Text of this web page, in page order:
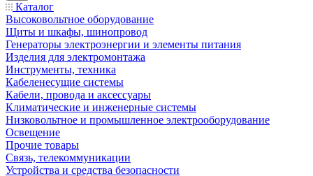
Каталог
Высоковольтное оборудование
Щиты и шкафы, шинопровод
Генераторы электроэнергии и элементы питания
Изделия для электромонтажа
Инструменты, техника
Кабеленесущие системы
Кабели, провода и аксессуары
Климатические и инженерные системы
Низковольтное и промышленное электрооборудование
Освещение
Прочие товары
Связь, телекоммуникации
Устройства и средства безопасности